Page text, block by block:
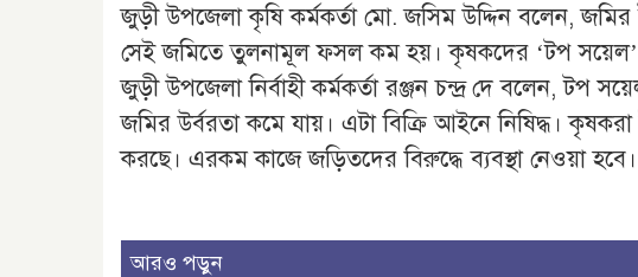
জুড়ী উপজেলা কৃষি কর্মকর্তা মো. জসিম উদ্দিন বলেন,
সেই জমিতে তুলনামূল ফসল কম হয়। কৃষকদের ‘টপ সয়েল’
জুড়ী উপজেলা নির্বাহী কর্মকর্তা রঞ্জন চন্দ্র দে বলেন, টপ
জমির উর্বরতা কমে যায়। এটা বিক্রি আইনে নিষিদ্ধ।
করছে। এরকম কাজে জড়িতদের বিরুদ্ধে ব্যবস্থা নেওয়া হবে।
আরও পড়ুন